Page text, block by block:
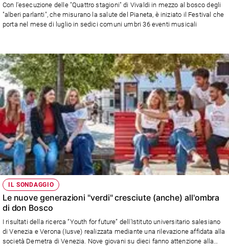
Chiesa
Chiesa
e
spiritualità
Santi
Devozione
e
fede
Parola
del
giorno
Santo
del
giorno
Società
valori
Ambiente
Con l'esecuzione delle "Quattro stagioni" di Vivaldi in mezzo al bosco degli
"alberi parlanti", che misurano la salute del Pianeta, è iniziato il Festival che
porta nel mese di luglio in sedici comuni umbri 36 eventi musicali
IL SONDAGGIO
Le nuove generazioni "verdi" cresciute (anche) all'ombra
di don Bosco
I risultati della ricerca “Youth for future” dell’Istituto universitario salesiano
di Venezia e Verona (Iusve) realizzata mediante una rilevazione affidata alla
società Demetra di Venezia. Nove giovani su dieci fanno attenzione alla